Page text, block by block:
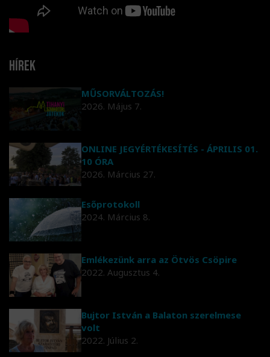
Hírek
MŰSORVÁLTOZÁS!
2026. Május 7.
ONLINE JEGYÉRTÉKESÍTÉS - ÁPRILIS 01.
10 ÓRA
2026. Március 27.
Esőprotokoll
2024. Március 8.
Emlékezünk arra az Ötvös Csöpire
2022. Augusztus 4.
Bujtor István a Balaton szerelmese
volt
2022. Július 2.